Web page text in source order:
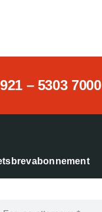
– 5303 7000